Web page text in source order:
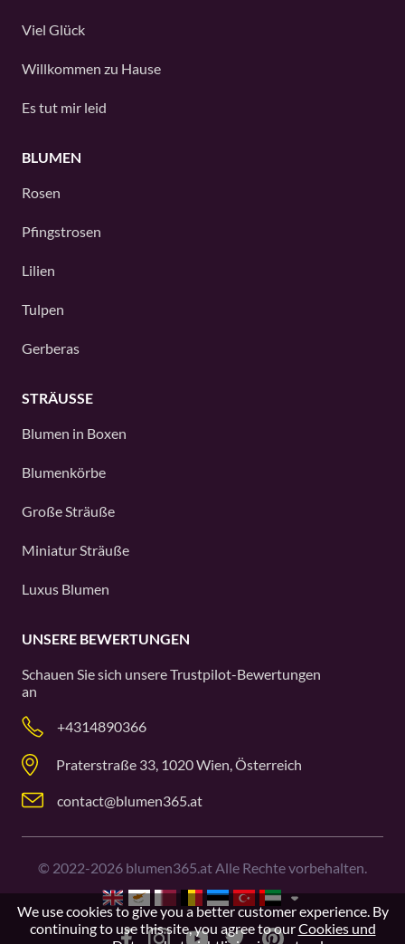
Viel Glück
Willkommen zu Hause
Es tut mir leid
BLUMEN
Rosen
Pfingstrosen
Lilien
Tulpen
Gerberas
STRÄUSSE
Blumen in Boxen
Blumenkörbe
Große Sträuße
Miniatur Sträuße
Luxus Blumen
UNSERE BEWERTUNGEN
Schauen Sie sich unsereTrustpilot-Bewertungen
an
+4314890366
Praterstraße 33, 1020 Wien, Österreich
contact@blumen365.at
© 2022-2026 blumen365.at Alle Rechte vorbehalten.
We use cookies to give you a better customer experience. By
continuing to use this site, you agree to ourCookies und